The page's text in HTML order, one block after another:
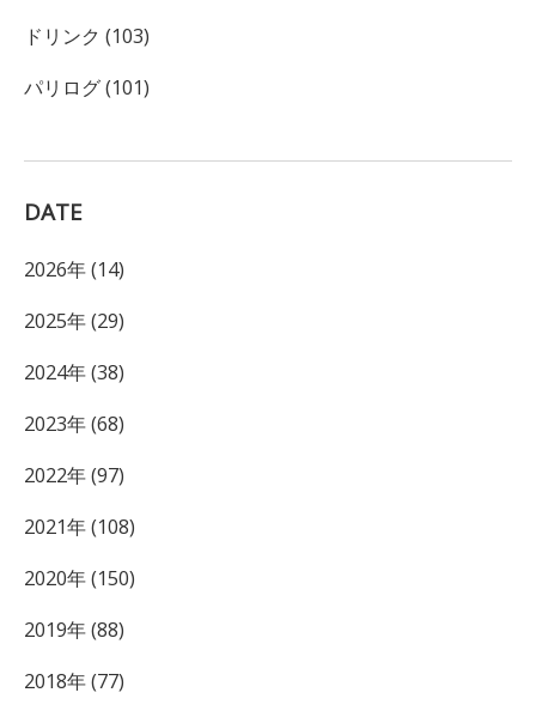
ドリンク (103)
パリログ (101)
DATE
2026年 (14)
2025年 (29)
2024年 (38)
2023年 (68)
2022年 (97)
2021年 (108)
2020年 (150)
2019年 (88)
2018年 (77)